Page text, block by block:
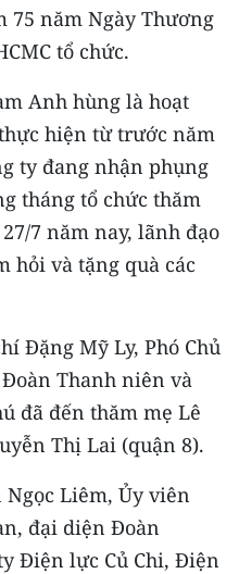
XÃ
năm Ngày Thương
tổ chức.
Anh hùng là hoạt
hiện từ trước năm
ty đang nhận phụng
tháng tổ chức thăm
7 năm nay, lãnh đạo
hỏi và tặng quà các
Đặng Mỹ Ly, Phó Chủ
Thanh niên và
đã đến thăm mẹ Lê
Thị Lai (quận 8).
Ngọc Liêm, Ủy viên
đại diện Đoàn
Điện lực Củ Chi, Điện